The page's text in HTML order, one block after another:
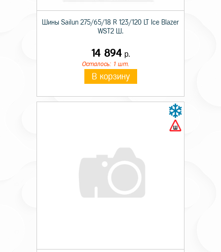
Шины Sailun 275/65/18 R 123/120 LT Ice Blazer
WST2 Ш.
14 894р.
Осталось: 1 шт.
В корзину